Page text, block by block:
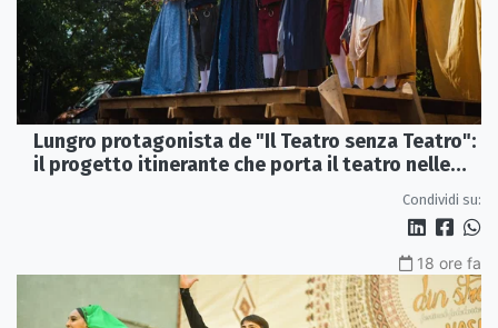
Lungro protagonista de "Il Teatro senza Teatro":
il progetto itinerante che porta il teatro nelle
Condividi su:
18 ore fa